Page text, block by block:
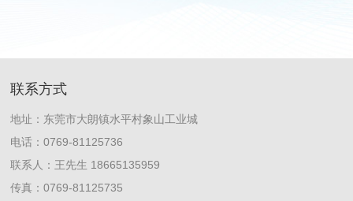
联系方式
地址：东莞市大朗镇水平村象山工业城
电话：0769-81125736
联系人：王先生 18665135959
传真：0769-81125735